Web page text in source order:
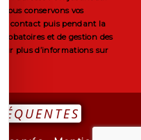
conservons vos
contact puis pendant la
et de gestion des
plus d’informations sur